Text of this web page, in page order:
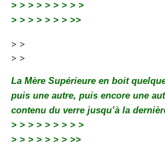
> > > > > > > > >
> > > > > > > >>
> >
> >
La Mère Supérieure en boit
puis une autre, puis encore une
contenu du verre jusqu’à la
> > > > > > > > >
> > > > > > > >>